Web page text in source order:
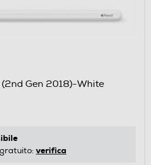
Gen 2018)-White
verifica